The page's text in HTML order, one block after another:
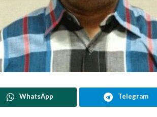
WhatsApp Telegram